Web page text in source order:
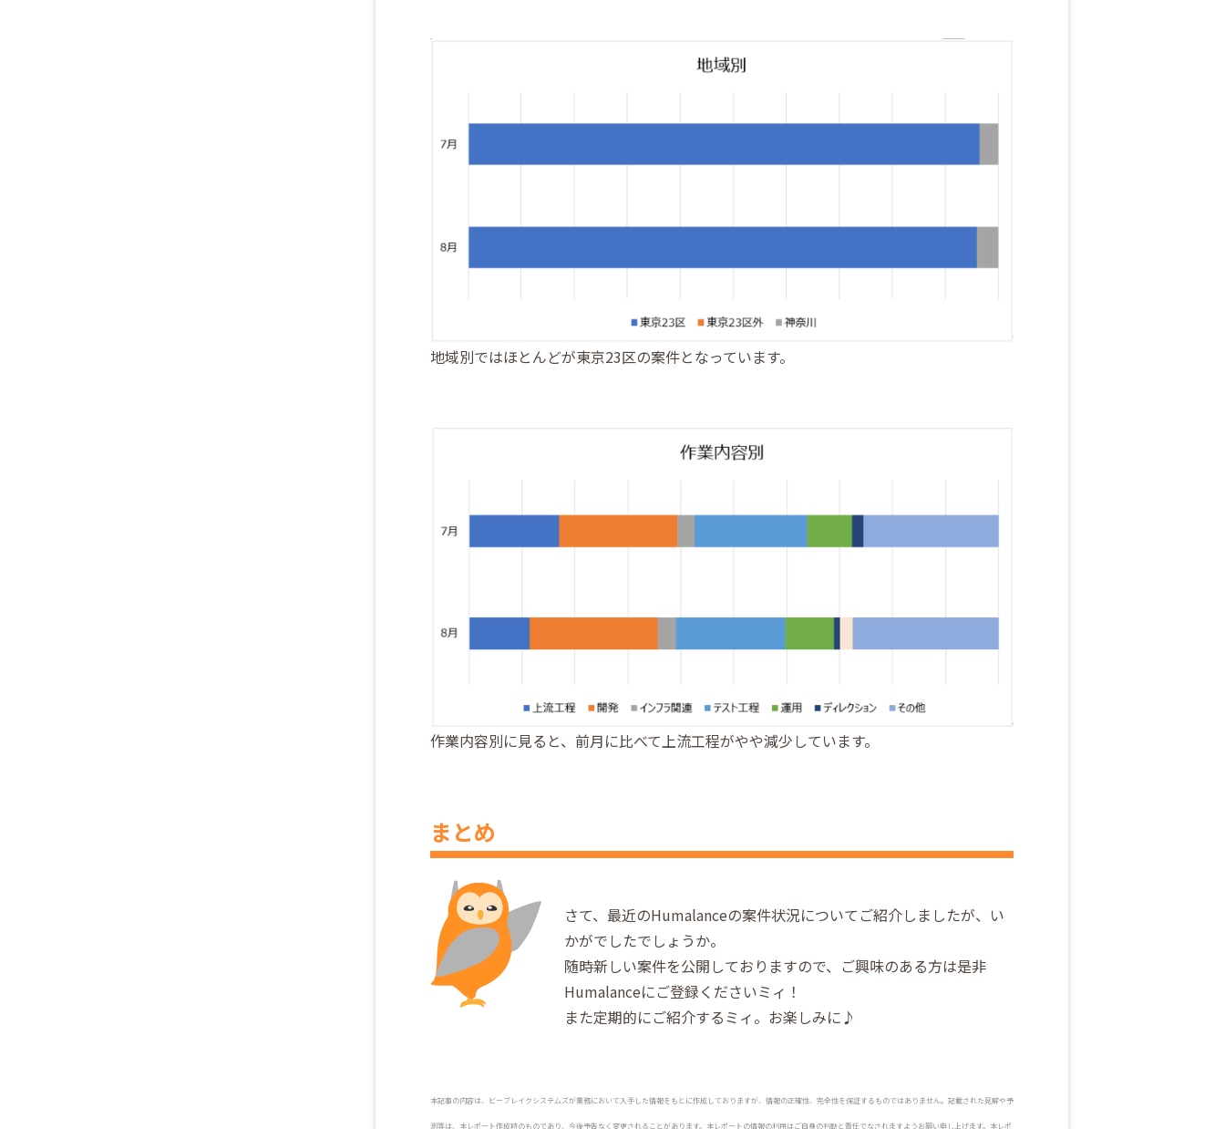
地域別ではほとんどが東京23区の案件となっています。
作業内容別に見ると、前月に比べて上流工程がやや減少しています。
まとめ
さて、最近のHumalanceの案件状況についてご紹介しましたが、い
かがでしたでしょうか。
随時新しい案件を公開しておりますので、ご興味のある方は是非
Humalanceにご登録くださいミィ！
また定期的にご紹介するミィ。お楽しみに♪
本記事の内容は、ビーブレイクシステムズが業務において入手した情報をもとに作成しておりますが、情報の正確性、完全性を保証するものではありません。記載された見解や予
測等は、本レポート作成時のものであり、今後予告なく変更されることがあります。本レポートの情報の利用はご自身の判断と責任でなされますようお願い申し上げます。本レポ